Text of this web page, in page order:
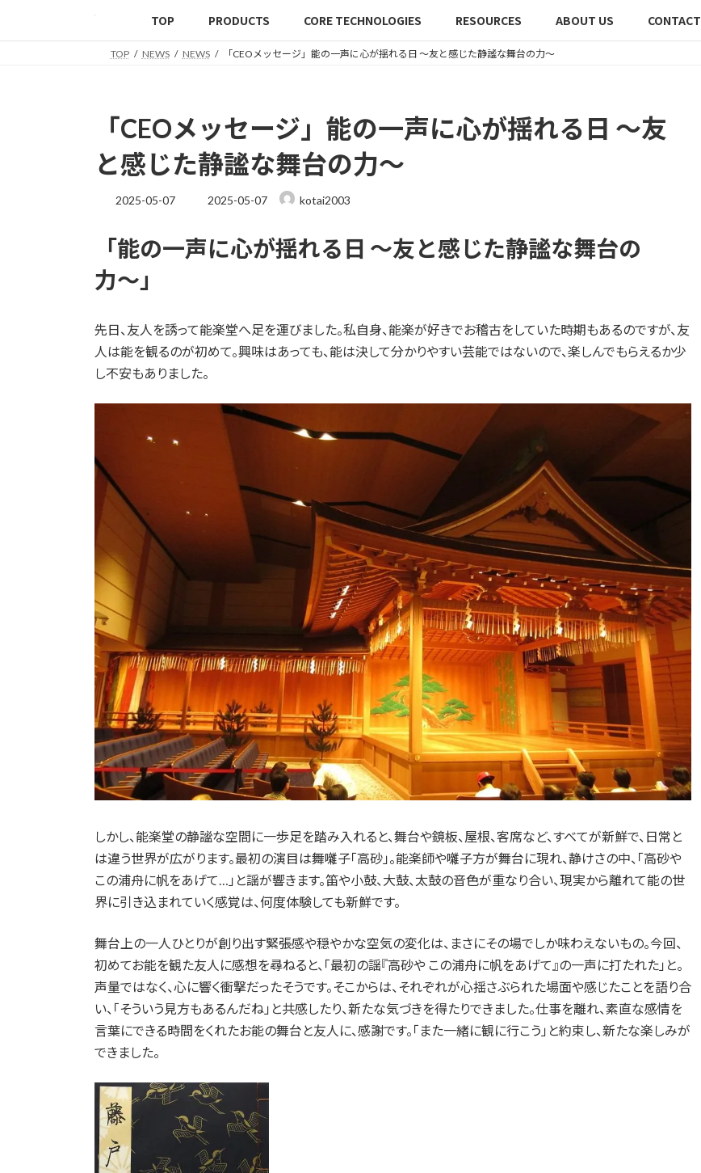
TOP PRODUCTS CORE TECHNOLOGIES RESOURCES ABOUT US CONTACT
TOP NEWS NEWS 「CEOメッセージ」能の一声に心が揺れる日 〜友と感じた静謐な舞台の力〜
「CEOメッセージ」能の一声に心が揺れる日 〜友
と感じた静謐な舞台の力〜
2025-05-07 2025-05-07 kotai2003
「能の一声に心が揺れる日 〜友と感じた静謐な舞台の
力〜」
先日、友人を誘って能楽堂へ足を運びました。私自身、能楽が好きでお稽古をしていた時期もあるのですが、友
人は能を観るのが初めて。興味はあっても、能は決して分かりやすい芸能ではないので、楽しんでもらえるか少
し不安もありました。
しかし、能楽堂の静謐な空間に一歩足を踏み入れると、舞台や鏡板、屋根、客席など、すべてが新鮮で、日常と
は違う世界が広がります。最初の演目は舞囃子「高砂」。能楽師や囃子方が舞台に現れ、静けさの中、「高砂や
この浦舟に帆をあげて…」と謡が響きます。笛や小鼓、大鼓、太鼓の音色が重なり合い、現実から離れて能の世
界に引き込まれていく感覚は、何度体験しても新鮮です。
舞台上の一人ひとりが創り出す緊張感や穏やかな空気の変化は、まさにその場でしか味わえないもの。今回、
初めてお能を観た友人に感想を尋ねると、「最初の謡『高砂や この浦舟に帆をあげて』の一声に打たれた」と。
声量ではなく、心に響く衝撃だったそうです。そこからは、それぞれが心揺さぶられた場面や感じたことを語り合
い、「そういう見方もあるんだね」と共感したり、新たな気づきを得たりできました。仕事を離れ、素直な感情を
言葉にできる時間をくれたお能の舞台と友人に、感謝です。「また一緒に観に行こう」と約束し、新たな楽しみが
できました。